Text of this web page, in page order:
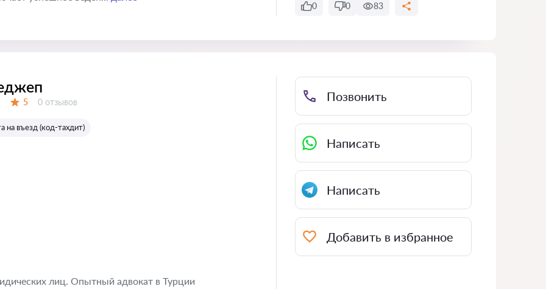
0 0 83
5 Отзывов:
0 отзывов
на въезд (код-тахдит)
лиц. Опытный адвокат в Турции
Позвонить
Написать
Написать
Добавить в избранное